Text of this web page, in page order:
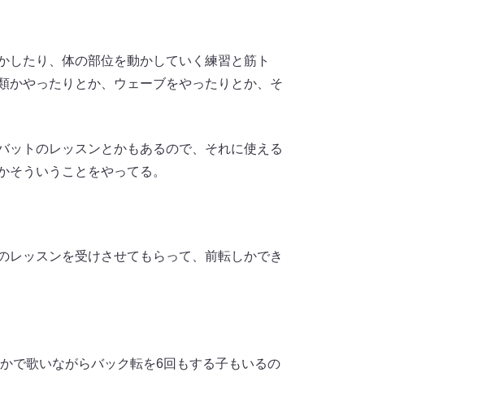
たり、体の部位を動かしていく練習と筋ト
かやったりとか、ウェーブをやったりとか、そ
トのレッスンとかもあるので、それに使える
ういうことをやってる。
ッスンを受けさせてもらって、前転しかでき
歌いながらバック転を6回もする子もいるの